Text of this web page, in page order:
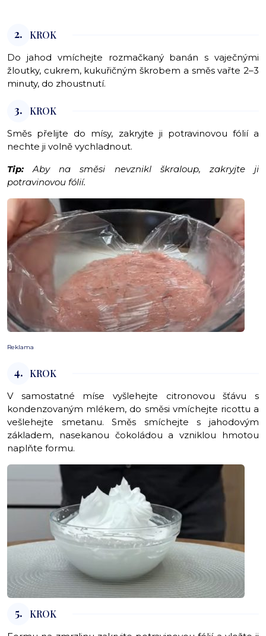
2. KROK
Do jahod vmíchejte rozmačkaný banán s vaječnými
žloutky, cukrem, kukuřičným škrobem a směs vařte 2–3
minuty, do zhoustnutí.
3. KROK
Směs přelijte do mísy, zakryjte ji potravinovou fólií a
nechte ji volně vychladnout.
Tip:Aby na směsi nevznikl škraloup, zakryjte ji
potravinovou fólií.
Reklama
4. KROK
V samostatné míse vyšlehejte citronovou šťávu s
kondenzovaným mlékem, do směsi vmíchejte ricottu a
vešlehejte smetanu. Směs smíchejte s jahodovým
základem, nasekanou čokoládou a vzniklou hmotou
naplňte formu.
5. KROK